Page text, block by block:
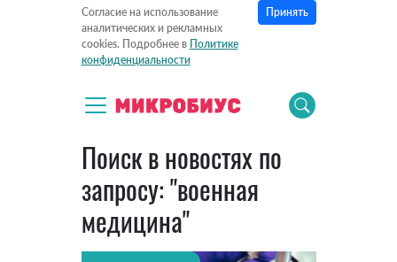
Согласие на использование
аналитических и рекламных
cookies. Подробнее в Политике
конфиденциальности
Принять
Поиск в новостях по
запросу: "военная
медицина"